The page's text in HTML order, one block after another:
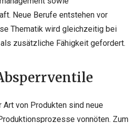
Neue Berufe entstehen vor
Thematik wird gleichzeitig bei
zusätzliche Fähigkeit gefordert.
von Produkten sind neue
vonnöten. Zum